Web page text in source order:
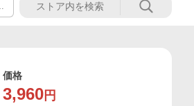
価格
3,960 円